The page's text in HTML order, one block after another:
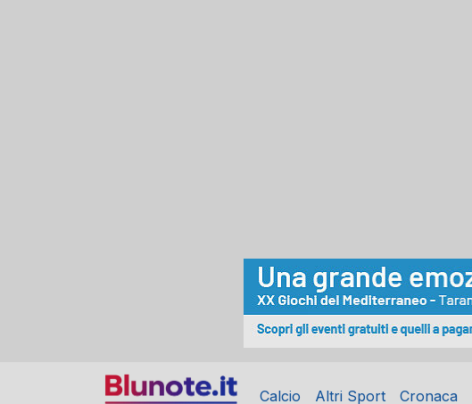
Calcio Altri Sport Cronaca